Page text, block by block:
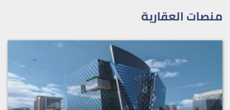
منصات العقارية